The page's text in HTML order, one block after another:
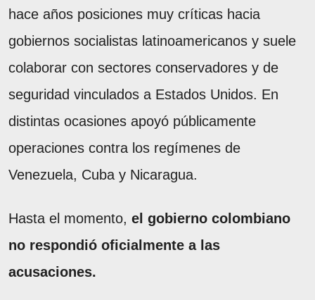
hace años posiciones muy críticas hacia
gobiernos socialistas latinoamericanos y suele
colaborar con sectores conservadores y de
seguridad vinculados a Estados Unidos. En
distintas ocasiones apoyó públicamente
operaciones contra los regímenes de
Venezuela, Cuba y Nicaragua.
Hasta el momento, el gobierno colombiano
no respondió oficialmente a las
acusaciones.